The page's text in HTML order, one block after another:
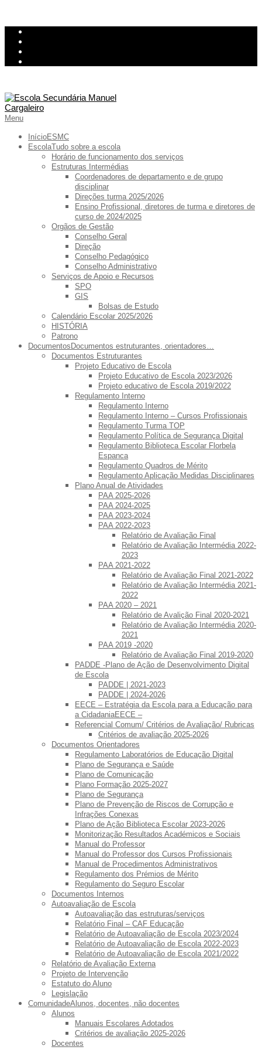
Skip
content
Primary
Menu
Menu
InícioESMC
EscolaTudo sobre a escola
Horário de funcionamento dos serviços
Estruturas Intermédias
Coordenadores de departamento e de grupo
disciplinar
Direções turma 2025/2026
Ensino Profissional, diretores de turma e diretores de
curso de 2024/2025
Orgãos de Gestão
Conselho Geral
Direção
Conselho Pedagógico
Conselho Administrativo
Serviços de Apoio e Recursos
SPO
GIS
Bolsas de Estudo
Calendário Escolar 2025/2026
HISTÓRIA
Patrono
Documentos Documentos estruturantes, orientadores…
Documentos Estruturantes
Projeto Educativo de Escola
Projeto Educativo de Escola 2023/2026
Projeto educativo de Escola 2019/2022
Regulamento Interno
Regulamento Interno
Regulamento Interno – Cursos Profissionais
Regulamento Turma TOP
Regulamento Política de Segurança Digital
Regulamento Biblioteca Escolar Florbela
Espanca
Regulamento Quadros de Mérito
Regulamento Aplicação Medidas Disciplinares
Plano Anual de Atividades
PAA 2025-2026
PAA 2024-2025
PAA 2023-2024
PAA 2022-2023
Relatório de Avaliação Final
Relatório de Avaliação Intermédia 2022-
2023
PAA 2021-2022
Relatório de Avaliação Final 2021-2022
Relatório de Avaliação Intermédia 2021-
2022
PAA 2020 – 2021
Relatório de Avalição Final 2020-2021
Relatório de Avaliação Intermédia 2020-
2021
PAA 2019 -2020
Relatório de Avaliação Final 2019-2020
PADDE -Plano de Ação de Desenvolvimento Digital
de Escola
PADDE | 2021-2023
PADDE | 2024-2026
EECE – Estratégia da Escola para a Educação para
a CidadaniaEECE –
Referencial Comum/ Critérios de Avaliação/ Rubricas
Critérios de avaliação 2025-2026
Documentos Orientadores
Regulamento Laboratórios de Educação Digital
Plano de Segurança e Saúde
Plano de Comunicação
Plano Formação 2025-2027
Plano de Segurança
Plano de Prevenção de Riscos de Corrupção e
Infrações Conexas
Plano de Ação Biblioteca Escolar 2023-2026
Monitorização Resultados Académicos e Sociais
Manual do Professor
Manual do Professor dos Cursos Profissionais
Manual de Procedimentos Administrativos
Regulamento dos Prémios de Mérito
Regulamento do Seguro Escolar
Documentos Internos
Autoavaliação de Escola
Autoavaliação das estruturas/serviços
Relatório Final – CAF Educação
Relatório de Autoavaliação de Escola 2023/2024
Relatório de Autoavaliação de Escola 2022-2023
Relatório de Autoavaliação de Escola 2021/2022
Relatório de Avaliação Externa
Projeto de Intervenção
Estatuto do Aluno
Legislação
ComunidadeAlunos, docentes, não docentes
Alunos
Manuais Escolares Adotados
Critérios de avaliação 2025-2026
Docentes